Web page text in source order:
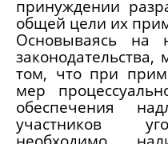
принуждении
общей цели их
Основываясь на
том, что при
мер
обеспечения
участников